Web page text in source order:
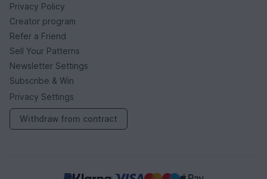
Privacy Policy
Creator program
Refer a Friend
Sell Your Patterns
Newsletter Settings
Subscribe & Win
Privacy Settings
Withdraw from contract